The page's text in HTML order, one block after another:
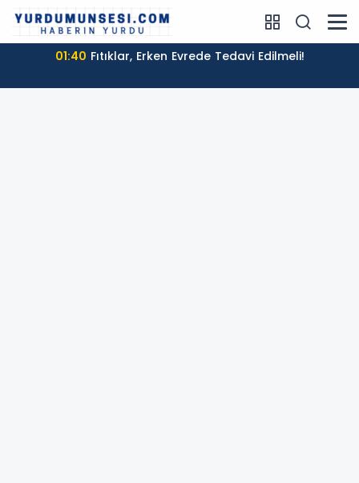
01:40 Fıtıklar, Erken Evrede Tedavi Edilmeli!